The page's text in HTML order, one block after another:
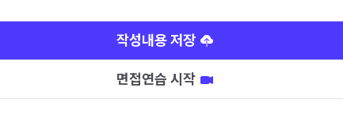
작성내용 저장
면접연습 시작